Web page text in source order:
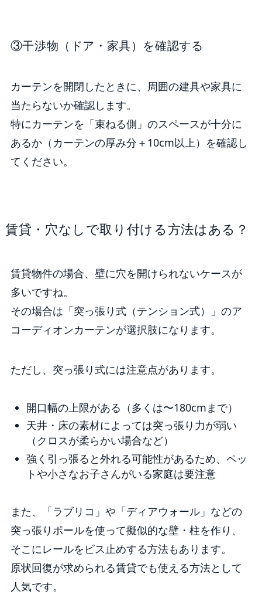
③干渉物（ドア・家具）を確認する
カーテンを開閉したときに、周囲の建具や家具に
当たらないか確認します。
特にカーテンを「束ねる側」のスペースが十分に
あるか（カーテンの厚み分＋10cm以上）を確認し
てください。
賃貸・穴なしで取り付ける方法はある？
賃貸物件の場合、壁に穴を開けられないケースが
多いですね。
その場合は「突っ張り式（テンション式）」のア
コーディオンカーテンが選択肢になります。
ただし、突っ張り式には注意点があります。
開口幅の上限がある（多くは〜180cmまで）
天井・床の素材によっては突っ張り力が弱い
（クロスが柔らかい場合など）
強く引っ張ると外れる可能性があるため、ペッ
トや小さなお子さんがいる家庭は要注意
また、「ラブリコ」や「ディアウォール」などの
突っ張りポールを使って擬似的な壁・柱を作り、
そこにレールをビス止めする方法もあります。
原状回復が求められる賃貸でも使える方法として
人気です。